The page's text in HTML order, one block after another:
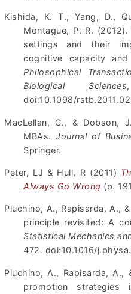
Kishida, K. T., Yang, D.,
Montague, P. R.
settings and their
cognitive capacity
Philosophical
Biological Sciences
doi:10.1098/
MacLellan, C., & Dobson,
MBAs.Journal of
Springer.
Peter, LJ & Hull, R (2011)
Always Go Wrong (p.
Pluchino, A., Rapisarda, A.,
principle revisited: A
Statistical Mechanics
472. doi:10.1016/
Pluchino, A., Rapisarda, A.,
promotion strategies